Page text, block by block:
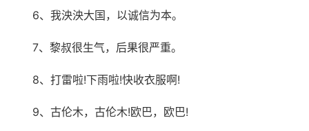
6、我泱泱大国，以诚信为本。
7、黎叔很生气，后果很严重。
8、打雷啦!下雨啦!快收衣服啊!
9、古伦木，古伦木!欧巴，欧巴!